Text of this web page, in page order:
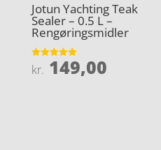
Jotun Yachting Teak
Sealer – 0.5 L –
Rengøringsmidler
Vurderet
5
kr. 149,00